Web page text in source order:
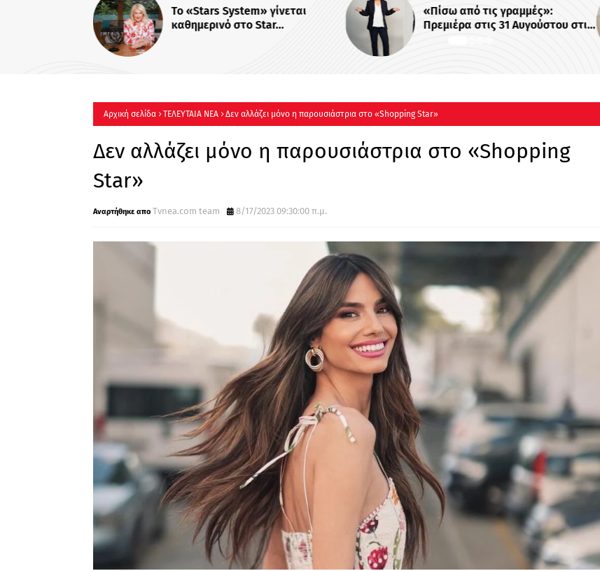
Το «Stars System» γίνεται
καθημερινό στο Star...
«Πίσω από τις γραμμές»:
Πρεμιέρα στις 31 Αυγούστου στις
Αρχική σελίδα ΤΕΛΕΥΤΑΙΑ ΝΕΑ Δεν αλλάζει μόνο η παρουσιάστρια στο «Shopping Star»
Δεν αλλάζει μόνο η παρουσιάστρια στο «Shopping
Star»
Τvnea.com team 8/17/2023 09:30:00 π.μ.